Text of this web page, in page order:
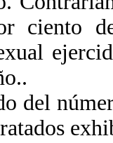
ciento
del